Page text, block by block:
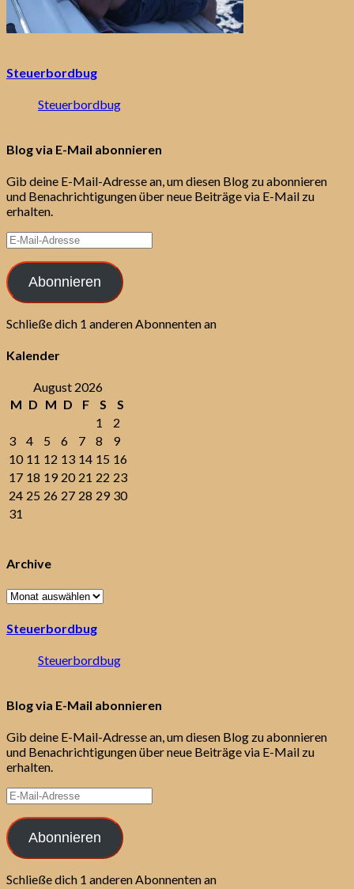
Steuerbordbug
Steuerbordbug
Blog via E-Mail abonnieren
Gib deine E-Mail-Adresse an, um diesen Blog zu abonnieren
und Benachrichtigungen über neue Beiträge via E-Mail zu
erhalten.
E-
Mail-
Adresse
Abonnieren
Schließe dich 1 anderen Abonnenten an
Kalender
August 2026
M D M D F S
S
1
2
3
4 5 6 7 8
9
10 11 12 13 14 15 16
17 18 19 20 21 22 23
24 25 26 27 28 29 30
31
Archive
Archive
Steuerbordbug
Steuerbordbug
Blog via E-Mail abonnieren
Gib deine E-Mail-Adresse an, um diesen Blog zu abonnieren
und Benachrichtigungen über neue Beiträge via E-Mail zu
erhalten.
E-
Mail-
Adresse
Abonnieren
Schließe dich 1 anderen Abonnenten an